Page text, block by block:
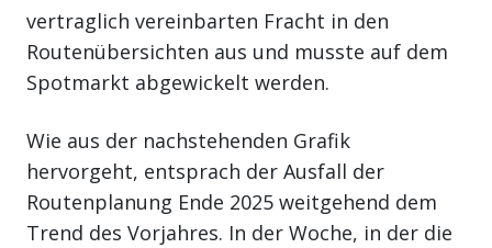
vertraglich vereinbarten Fracht in den
Routenübersichten aus und musste auf dem
Spotmarkt abgewickelt werden.
Wie aus der nachstehenden Grafik
hervorgeht, entsprach der Ausfall der
Routenplanung Ende 2025 weitgehend dem
Trend des Vorjahres. In der Woche, in der die